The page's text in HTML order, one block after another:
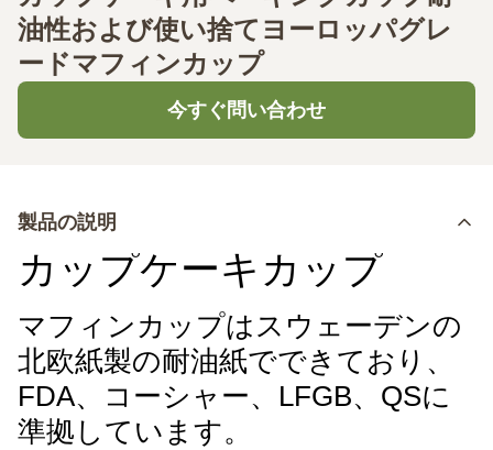
油性および使い捨てヨーロッパグレ
ードマフィンカップ
今すぐ問い合わせ
製品の説明
カップケーキカップ
マフィンカップはスウェーデンの
北欧紙製の耐油紙でできており、
FDA、コーシャー、LFGB、QSに
準拠しています。